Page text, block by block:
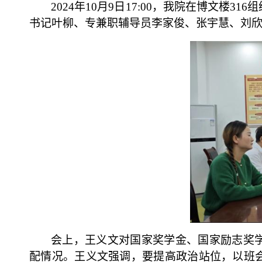
2024年10月9 日 17:00， 我院在博文楼316组
书记叶柳、 专兼职辅导员李家俊、 张宇慧、 刘
会上，王 义文对国家奖学金、国家励志奖
配情况。王 义文强调，要提高政治站位，以班